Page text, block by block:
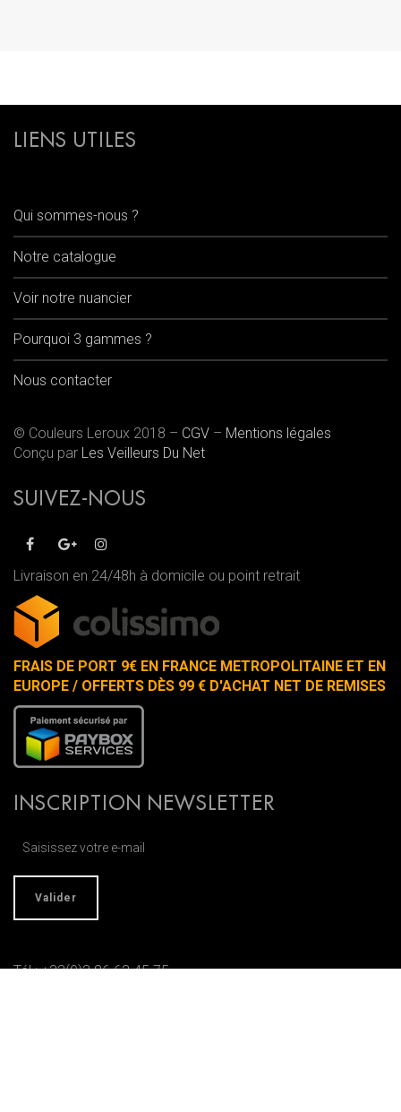
LIENS UTILES
Qui sommes-nous ?
Notre catalogue
Voir notre nuancier
Pourquoi 3 gammes ?
Nous contacter
© Couleurs Leroux 2018 – CGV – Mentions légales
Conçu par Les Veilleurs Du Net
SUIVEZ-NOUS
Livraison en 24/48h à domicile ou point retrait
FRAIS DE PORT 9€ EN FRANCE METROPOLITAINE ET EN
EUROPE / OFFERTS DÈS 99 € D'ACHAT NET DE REMISES
INSCRIPTION NEWSLETTER
Tél : +33(0)3 86 63 45 75